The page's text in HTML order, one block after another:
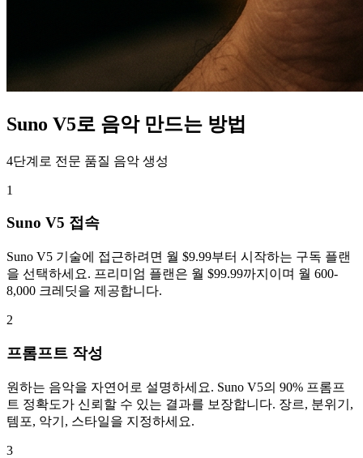
Suno V5로 음악 만드는 방법
4단계로 전문 품질 음악 생성
1
Suno V5 접속
Suno V5 기술에 접근하려면 월 $9.99부터 시작하는 구독 플랜
을 선택하세요. 프리미엄 플랜은 월 $99.99까지이며 월 600-
8,000 크레딧을 제공합니다.
2
프롬프트 작성
원하는 음악을 자연어로 설명하세요. Suno V5의 90% 프롬프
트 정확도가 신뢰할 수 있는 결과를 보장합니다. 장르, 분위기,
템포, 악기, 스타일을 지정하세요.
3